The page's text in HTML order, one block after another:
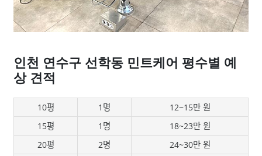
인천 연수구 선학동 민트케어 평수별 예
상 견적
10평 1명
12~15만 원
15평
1명
18~23만 원
20평
2명
24~30만 원